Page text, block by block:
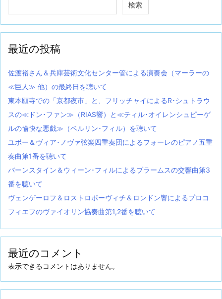
検索
最近の投稿
佐渡裕さん＆兵庫芸術文化センター管による演奏会（マーラーの
≪巨人≫ 他）の最終日を聴いて
東本願寺での「京都夜市」と、フリッチャイによるR･シュトラウ
スの≪ドン･ファン≫（RIAS響）と≪ティル･オイレンシュピーゲ
ルの愉快な悪戯≫（ベルリン･フィル）を聴いて
ユボー＆ヴィア･ノヴァ弦楽四重奏団によるフォーレのピアノ五重
奏曲第1番を聴いて
バーンスタイン＆ウィーン･フィルによるブラームスの交響曲第3
番を聴いて
ヴェンゲーロフ＆ロストロポーヴィチ＆ロンドン響によるプロコ
フィエフのヴァイオリン協奏曲第1,2番を聴いて
最近のコメント
表示できるコメントはありません。